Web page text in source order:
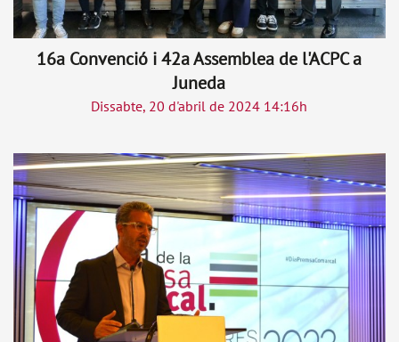
16a Convenció i 42a Assemblea de l'ACPC a
Juneda
Dissabte, 20 d'abril de 2024 14:16h